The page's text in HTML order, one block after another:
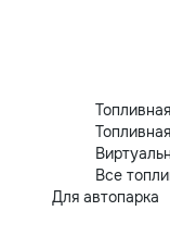
Все
Для автопарка